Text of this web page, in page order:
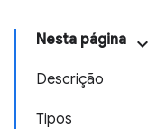
Nesta página
Descrição
Tipos